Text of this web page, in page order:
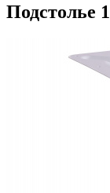
Подстолье